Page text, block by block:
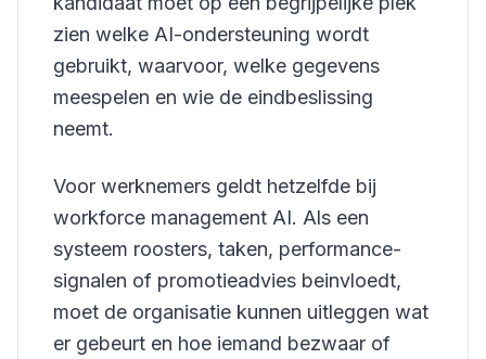
zien welke AI-ondersteuning wordt
gebruikt, waarvoor, welke gegevens
meespelen en wie de eindbeslissing
neemt.
Voor werknemers geldt hetzelfde bij
workforce management AI. Als een
systeem roosters, taken, performance-
signalen of promotieadvies beinvloedt,
moet de organisatie kunnen uitleggen wat
er gebeurt en hoe iemand bezwaar of